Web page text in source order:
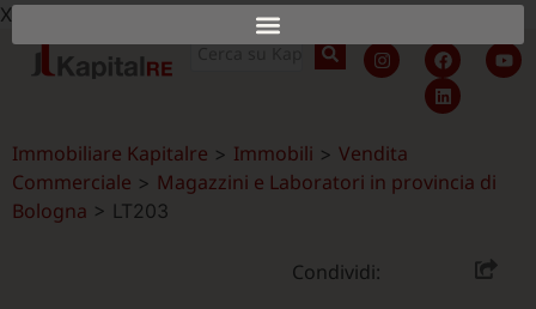
X
Immobiliare Kapitalre > Immobili > Vendita
Commerciale > Magazzini e Laboratori in provincia di
Bologna > LT203
Condividi: